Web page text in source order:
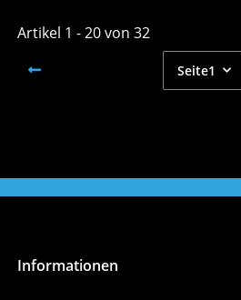
Artikel 1 - 20 von 32
Seite1
Informationen